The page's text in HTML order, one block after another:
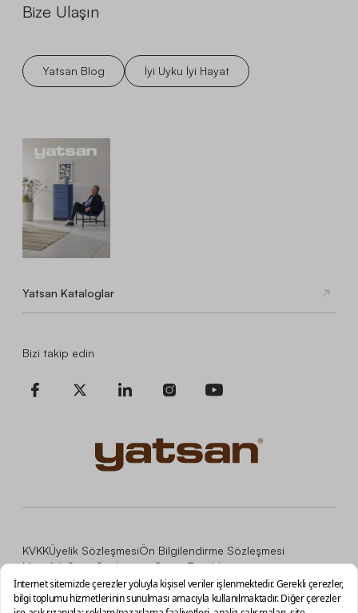
Bize Ulaşın
Yatsan Blog İyi Uyku İyi Hayat
Yatsan Kataloglar
Bizi takip edin
KVKKÜyelik SözleşmesiÖn Bilgilendirme Sözleşmesi
Mesafeli Satış SözleşmesiÇerez Tercihleri